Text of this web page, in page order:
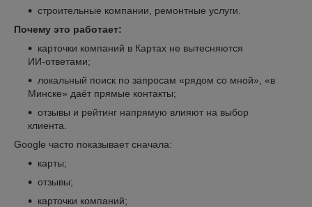
строительные компании, ремонтные услуги.
Почему это работает:
карточки компаний в Картах не вытесняются
ИИ‑ответами;
локальный поиск по запросам «рядом со мной», «в
Минске» даёт прямые контакты;
отзывы и рейтинг напрямую влияют на выбор
клиента.
Google часто показывает сначала:
карты;
отзывы;
карточки компаний;